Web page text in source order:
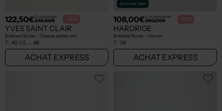
122,50€Prix boutique :
245,00€ -50%
YVES SAINT CLAIR
Bottines/Boots - Tissage satiné vert
T : 40 1/2, ... 46
ACHAT EXPRESS
Seconde main
108,00€Prix neuf estimé :
360,00€ -70%
HARDRIGE
Bottines/Boots - marron
T : 39
ACHAT EXPRESS